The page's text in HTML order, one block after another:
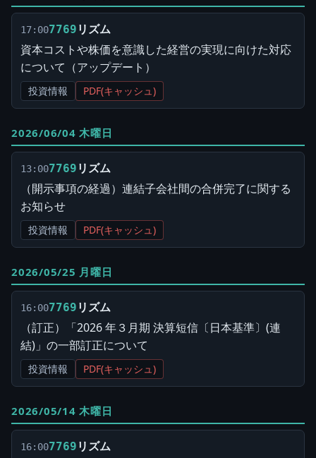
17:007769 リズム
資本コストや株価を意識した経営の実現に向けた対応
について（アップデート）
投資情報 PDF(キャッシュ)
2026/06/04 木曜日
13:007769 リズム
（開示事項の経過）連結子会社間の合併完了に関する
お知らせ
投資情報 PDF(キャッシュ)
2026/05/25 月曜日
16:007769 リズム
（訂正）「2026 年３月期 決算短信〔日本基準〕(連
結)」の一部訂正について
投資情報 PDF(キャッシュ)
2026/05/14 木曜日
16:007769 リズム